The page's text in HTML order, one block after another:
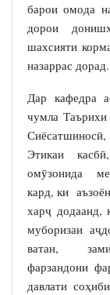
барои омода
дорои
шахсияти
назаррас дорад.
Дар кафедра
чумла
Этикаи
омӯзонида
кард, ки
харҷ додаанд,
муборизаи
ватан,
фарзандони
давлати